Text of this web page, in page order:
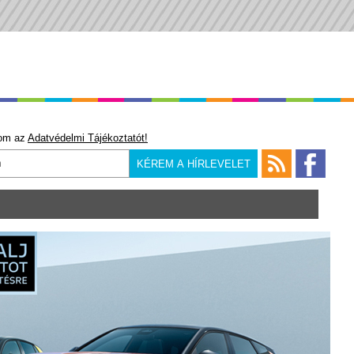
az Adatvédelmi Tájékoztatót!